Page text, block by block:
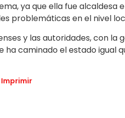
ya que ella fue alcaldesa
problemáticas en el nivel
y las autoridades, con la
caminado el estado igual
Imprimir